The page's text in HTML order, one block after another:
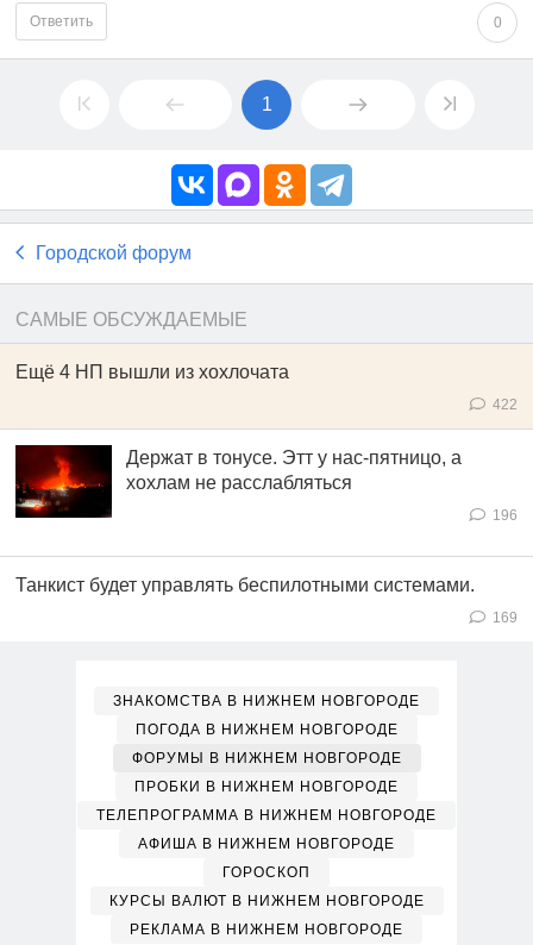
0
Ответить
1
Городской форум
САМЫЕ ОБСУЖДАЕМЫЕ
Ещё 4 НП вышли из хохлочата
422
Держат в тонусе. Этт у нас-пятницо, а
хохлам не расслабляться
196
Танкист будет управлять беспилотными системами.
169
ЗНАКОМСТВА В НИЖНЕМ НОВГОРОДЕ
ПОГОДА В НИЖНЕМ НОВГОРОДЕ
ФОРУМЫ В НИЖНЕМ НОВГОРОДЕ
ПРОБКИ В НИЖНЕМ НОВГОРОДЕ
ТЕЛЕПРОГРАММА В НИЖНЕМ НОВГОРОДЕ
АФИША В НИЖНЕМ НОВГОРОДЕ
ГОРОСКОП
КУРСЫ ВАЛЮТ В НИЖНЕМ НОВГОРОДЕ
РЕКЛАМА В НИЖНЕМ НОВГОРОДЕ